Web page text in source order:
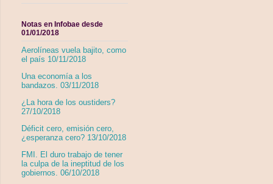
Notas en Infobae desde
01/01/2018
Aerolíneas vuela bajito, como
el país 10/11/2018
Una economía a los
bandazos. 03/11/2018
¿La hora de los oustiders?
27/10/2018
Déficit cero, emisión cero,
¿esperanza cero? 13/10/2018
FMI. El duro trabajo de tener
la culpa de la ineptitud de los
gobiernos. 06/10/2018